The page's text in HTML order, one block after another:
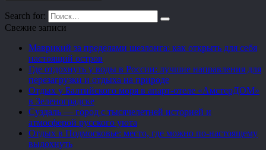
Search for:
Свежие записи
Маврикий за пределами шезлонга: как открыть для себя
настоящий остров
Где отдохнуть у воды в России: лучшие направления для
перезагрузки и отдыха на природе
Отдых у Балтийского моря в апарт-отеле «АмстерДОМ»
в Зеленоградске
Суздаль — город с тысячелетней историей и
атмосферой русского уюта
Отдых в Подмосковье: место, где можно по-настоящему
выдохнуть